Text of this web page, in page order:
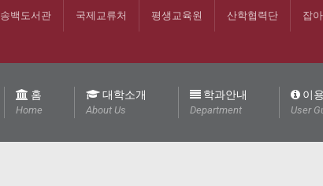
송백도서관 국제교류처 평생교육원 산학협력단 잡
홈
Home
대학소개
About Us
학과안내
Department
이
User